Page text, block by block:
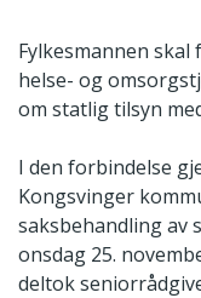
Fylkesmannen
helse- og
om statlig tilsyn
I den forbindelse
Kongsvinger
saksbehandling av
onsdag 25.
deltok